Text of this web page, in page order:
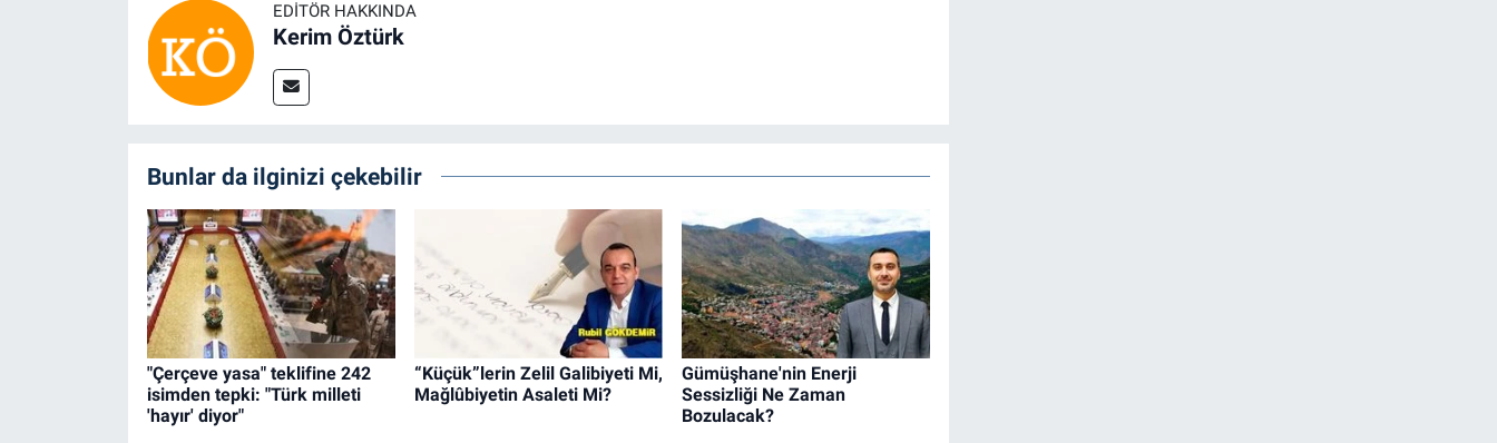
EDITÖR HAKKINDA
Kerim Öztürk
Bunlar da ilginizi çekebilir
"Çerçeve yasa" teklifine 242
isimden tepki: "Türk milleti
'hayır' diyor"
“Küçük”lerin Zelil Galibiyeti Mi,
Mağlûbiyetin Asaleti Mi?
Gümüşhane'nin Enerji
Sessizliği Ne Zaman
Bozulacak?